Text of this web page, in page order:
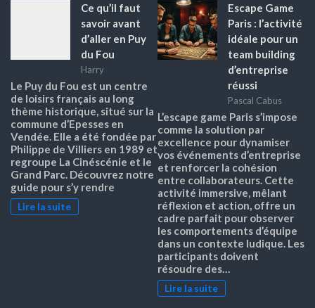
Ce qu’il faut
savoir avant
d’aller en Puy
du Fou
Harry
Le Puy du Fou est un centre
de loisirs français au long
thème historique, situé sur la
commune d’Epesses en
Vendée. Elle a été fondée par
Philippe de Villiers en 1989 et
regroupe La Cinéscénie et le
Grand Parc. Découvrez notre
guide pour s’y rendre
Lire la suite
Escape Game
Paris : l’activité
idéale pour un
team building
d’entreprise
réussi
Pascal Cabus
L’escape game Paris s’impose
comme la solution par
excellence pour dynamiser
vos événements d’entreprise
et renforcer la cohésion
entre collaborateurs. Cette
activité immersive, mêlant
réflexion et action, offre un
cadre parfait pour observer
les comportements d’équipe
dans un contexte ludique. Les
participants doivent
résoudre des…
Lire la suite